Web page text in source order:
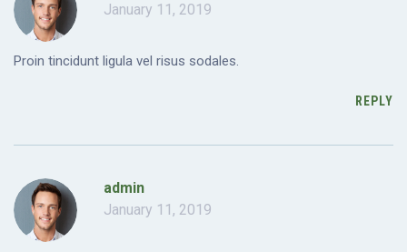
January 11, 2019
Proin tincidunt ligula vel risus sodales.
REPLY
admin
January 11, 2019